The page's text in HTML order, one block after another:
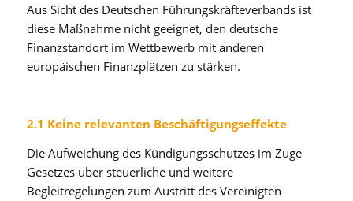
Aus Sicht des Deutschen Führungskräfteverbands ist
diese Maßnahme nicht geeignet, den deutsche
Finanzstandort im Wettbewerb mit anderen
europäischen Finanzplätzen zu stärken.
2.1 Keine relevanten Beschäftigungseffekte
Die Aufweichung des Kündigungsschutzes im Zuge
Gesetzes über steuerliche und weitere
Begleitregelungen zum Austritt des Vereinigten